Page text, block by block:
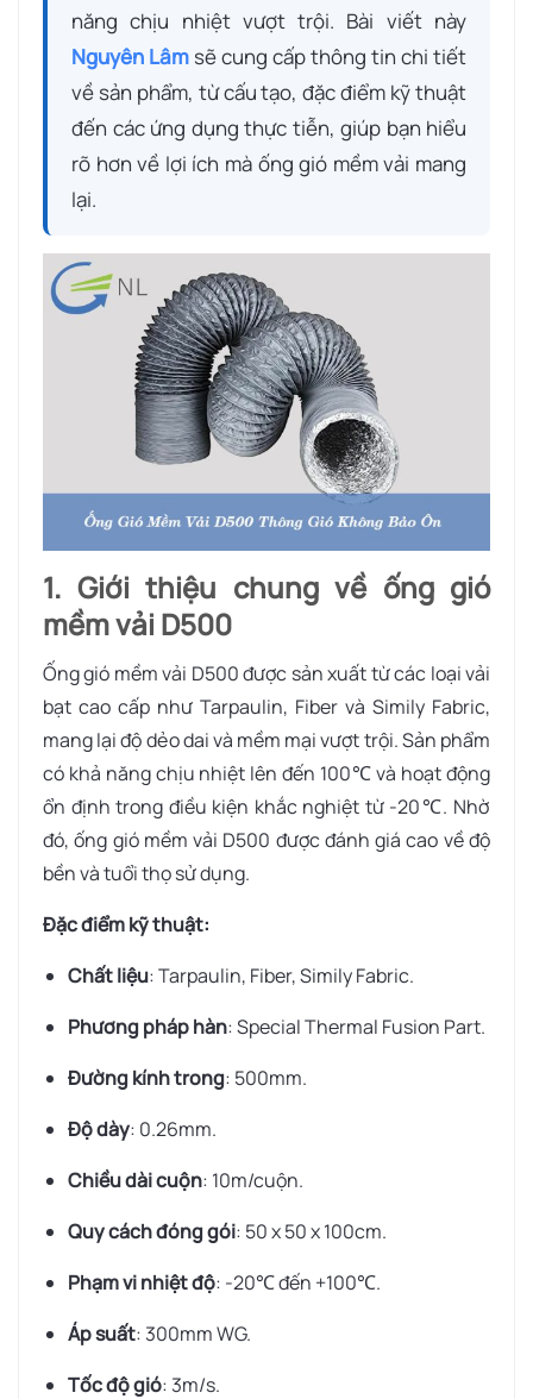
năng chịu nhiệt vượt trội. Bài viết này
Nguyên Lâm sẽ cung cấp thông tin chi tiết
về sản phẩm, từ cấu tạo, đặc điểm kỹ thuật
đến các ứng dụng thực tiễn, giúp bạn hiểu
rõ hơn về lợi ích mà ống gió mềm vải mang
lại.
1. Giới thiệu chung về ống gió
mềm vải D500
Ống gió mềm vải D500 được sản xuất từ các loại vải
bạt cao cấp như Tarpaulin, Fiber và Simily Fabric,
mang lại độ dẻo dai và mềm mại vượt trội. Sản phẩm
có khả năng chịu nhiệt lên đến 100℃ và hoạt động
ổn định trong điều kiện khắc nghiệt từ -20℃. Nhờ
đó, ống gió mềm vải D500 được đánh giá cao về độ
bền và tuổi thọ sử dụng.
Đặc điểm kỹ thuật:
Chất liệu: Tarpaulin, Fiber, Simily Fabric.
Phương pháp hàn: Special Thermal Fusion Part.
Đường kính trong: 500mm.
Độ dày: 0.26mm.
Chiều dài cuộn: 10m/cuộn.
Quy cách đóng gói: 50 x 50 x 100cm.
Phạm vi nhiệt độ: -20℃ đến +100℃.
Áp suất: 300mm WG.
Tốc độ gió: 3m/s.